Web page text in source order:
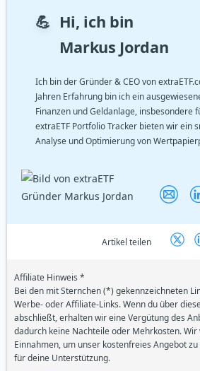
💪 Hi, ich bin
Markus Jordan
Ich bin der Gründer & CEO von
Jahren Erfahrung bin ich ein
Finanzen und Geldanlage, insbesondere
extraETF Portfolio Tracker bieten wir ein
Analyse und Optimierung von
Artikel teilen
Affiliate Hinweis *
Bei den mit Sternchen (*) gekennzeichneten
Werbe- oder Affiliate-Links. Wenn du über
abschließt, erhalten wir eine Vergütung des
dadurch keine Nachteile oder Mehrkosten.
Einnahmen, um unser kostenfreies Angebot
für deine Unterstützung.